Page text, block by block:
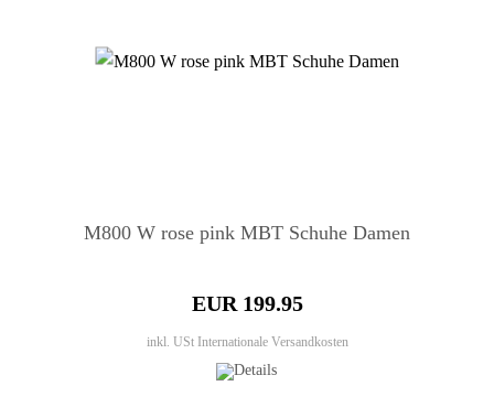
M800 W rose pink MBT Schuhe Damen
EUR 199.95
inkl. USt Internationale Versandkosten